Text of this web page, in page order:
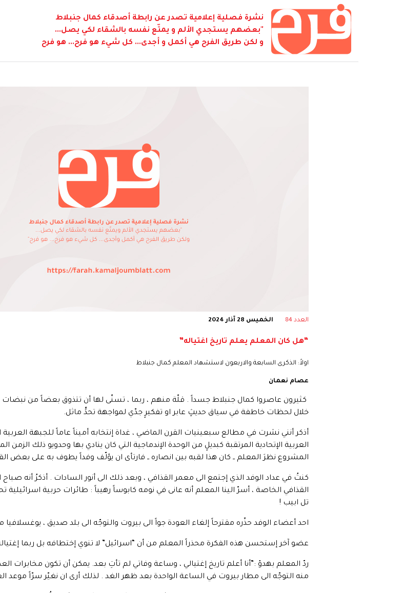
نشرة فصلية إعلامية تصدر عن رابطة أصدقاء كمال جنبلاط
"بعضهم يستجدي الألم و يمتّع نفسه بالشقاء لكي يصل...
و لكن طريق الفرح هي أكمل و أجدى... كل شيء هو فرح... هو فرح
العدد 84 الخميس 28 آذار 2024
“هل كان المعلم يعلم تاريخ اغتياله”
اولاً: الذكرى السابعة والاربعون لاستشهاد المعلم كمال جنبلاط
عصام نعمان
كثيرون عاصروا كمال جنبلاط جسداً . قلّة منهم ، ربما ، تسنّى لها أن تتذوق بعضاً من
خلال لحظات خاطفة في سياق حديثٍ عابر او تفكيرٍ جدّي لمواجهة تحدٍّ ماثل.
أذكر أنني نشرت في مطالع سبعينيات القرن الماضي ، غداة إنتخابه أميناً عاماً للجبهة
العربية الإتحادية المرتقبة كبديلٍ من الوحدة الإندماجية التي كان ينادي بها وحدويو ذلك
المشروع نظرَ المعلم ــ كان هذا لقبه بين انصاره ــ فارتأى ان يؤلّف وفداً يطوف به على
كنتُ في عداد الوفد الذي إجتمع الى معمر القذافي ، وبعد ذلك الى أنور السادات . أذكرُ أنه صباح
القذافي الخاصة ، أسرّ الينا المعلم أنه عانى في نومه كابوساً رهيباً : طائرات حربية اسرائيلية
تل ابيب !
احد أعضاء الوفد حذّره مقترحاً إلغاء العودة جواً الى بيروت والتوجّه الى بلد صديق ، يوغسلافيا
عضو آخر إستحسن هذه الفكرة محذراً المعلم من أن “اسرائيل” لا تنوي إختطافه بل ربما
ردّ المعلم بهدؤ :”أنا أعلم تاريخ إغتيالي ، وساعة وفاتي لم تأتِ بعد. يمكن أن تكون
منه التوجّه الى مطار بيروت في الساعة الواحدة بعد ظهر الغد . لذلك أرى ان نغيّر سرّاً